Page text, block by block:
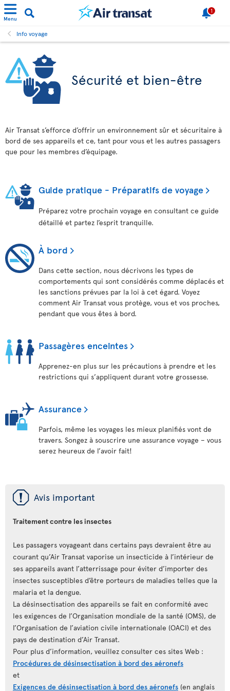
Menu
1
Info voyage
Sécurité et bien-être
Air Transat s’efforce d’offrir un environnement sûr et sécuritaire à
bord de ses appareils et ce, tant pour vous et les autres passagers
que pour les membres d’équipage.
Guide pratique - Préparatifs de voyage
Préparez votre prochain voyage en consultant ce guide
détaillé et partez l’esprit tranquille.
À bord
Dans cette section, nous décrivons les types de
comportements qui sont considérés comme déplacés et
les sanctions prévues par la loi à cet égard. Voyez
comment Air Transat vous protège, vous et vos proches,
pendant que vous êtes à bord.
Passagères enceintes
Apprenez-en plus sur les précautions à prendre et les
restrictions qui s’appliquent durant votre grossesse.
Assurance
Parfois, même les voyages les mieux planifiés vont de
travers. Songez à souscrire une assurance voyage – vous
serez heureux de l’avoir fait!
ü Avis important
Traitement contre les insectes
Les passagers voyageant dans certains pays devraient être au
courant qu’Air Transat vaporise un insecticide à l’intérieur de
ses appareils avant l’atterrissage pour éviter d’importer des
insectes susceptibles d’être porteurs de maladies telles que la
malaria et la dengue.
La désinsectisation des appareils se fait en conformité avec
les exigences de l’Organisation mondiale de la santé (OMS), de
l’Organisation de l’aviation civile internationale (OACI) et des
pays de destination d’Air Transat.
Pour plus d’information, veuillez consulter ces sites Web :
Procédures de désinsectisation à bord des aéronefs
et
Exigences de désinsectisation à bord des aéronefs (en anglais